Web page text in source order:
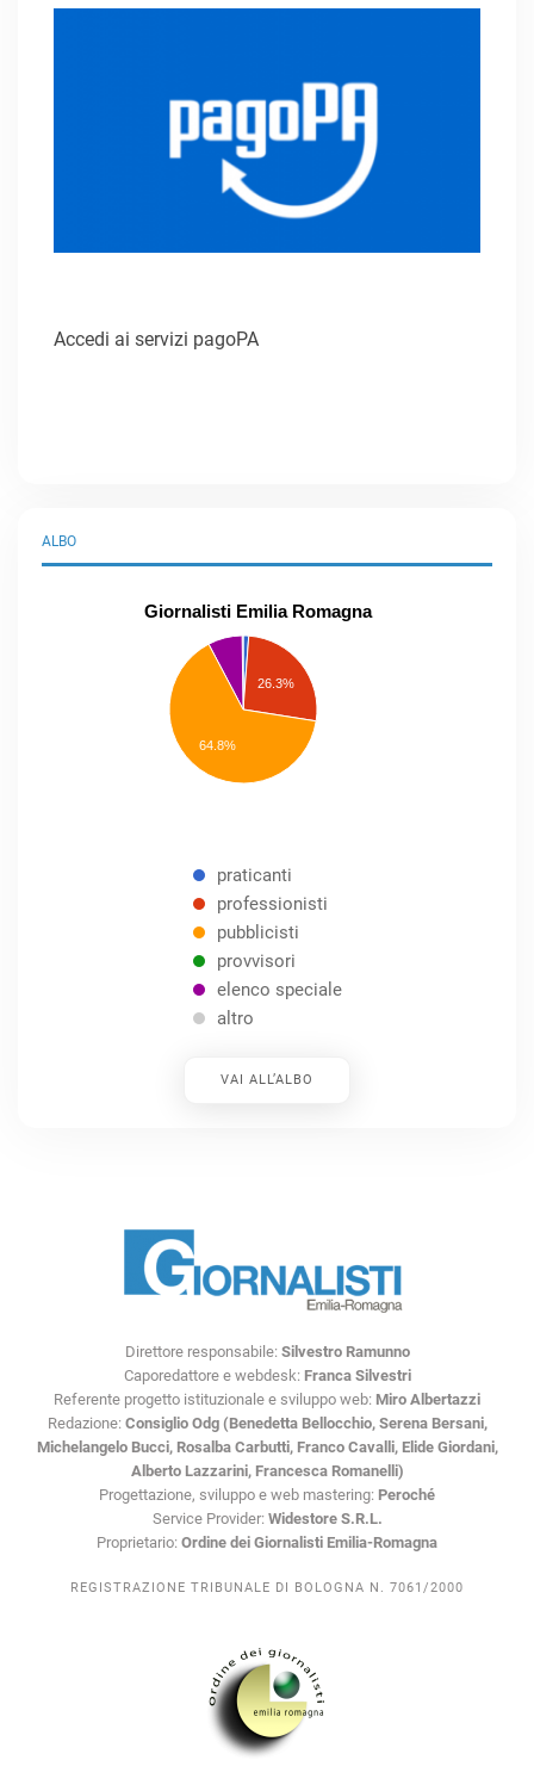
Accedi ai servizi pagoPA
ALBO
Giornalisti Emilia Romagna
26.3%
64.8%
praticanti
professionisti
pubblicisti
provvisori
elenco speciale
altro
VAI ALL’ALBO
Direttore responsabile: Silvestro Ramunno
Caporedattore e webdesk: Franca Silvestri
Referente progetto istituzionale e sviluppo web: Miro Albertazzi
Redazione: Consiglio Odg (Benedetta Bellocchio, Serena Bersani,
Michelangelo Bucci, Rosalba Carbutti, Franco Cavalli, Elide Giordani,
Alberto Lazzarini, Francesca Romanelli)
Progettazione, sviluppo e web mastering: Peroché
Service Provider: Widestore S.R.L.
Proprietario: Ordine dei Giornalisti Emilia-Romagna
REGISTRAZIONE TRIBUNALE DI BOLOGNA N. 7061/2000